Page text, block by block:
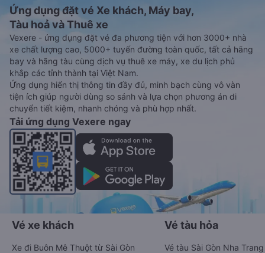
Ứng dụng đặt vé Xe khách, Máy bay,
Tàu hoả và Thuê xe
Vexere - ứng dụng đặt vé đa phương tiện với hơn 3000+ nhà
xe chất lượng cao, 5000+ tuyến đường toàn quốc, tất cả hãng
bay và hãng tàu cùng dịch vụ thuê xe máy, xe du lịch phủ
khắp các tỉnh thành tại Việt Nam.
Ứng dụng hiển thị thông tin đầy đủ, minh bạch cùng vô vàn
tiện ích giúp người dùng so sánh và lựa chọn phương án di
chuyển tiết kiệm, nhanh chóng và phù hợp nhất.
Tải ứng dụng Vexere ngay
Vé xe khách
Xe đi Buôn Mê Thuột từ Sài Gòn
Vé tàu hỏa
Vé tàu Sài Gòn Nha Trang